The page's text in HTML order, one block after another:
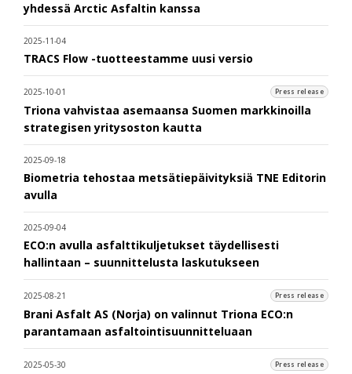
yhdessä Arctic Asfaltin kanssa
2025-11-04
TRACS Flow -tuotteestamme uusi versio
2025-10-01 Press release
Triona vahvistaa asemaansa Suomen markkinoilla
strategisen yritysoston kautta
2025-09-18
Biometria tehostaa metsätiepäivityksiä TNE Editorin
avulla
2025-09-04
ECO:n avulla asfalttikuljetukset täydellisesti
hallintaan – suunnittelusta laskutukseen
2025-08-21 Press release
Brani Asfalt AS (Norja) on valinnut Triona ECO:n
parantamaan asfaltointisuunnitteluaan
2025-05-30 Press release